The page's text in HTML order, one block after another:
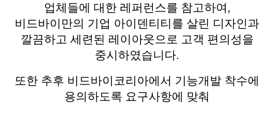
업체들에 대한 레퍼런스를 참고하여 ,
비드바이만의 기업 아이덴티티를 살린 디자인과
깔끔하고 세련된 레이아웃으로 고객 편의성을
중시하였습니다.
또한 추후 비드바이코리아에서 기능개발 착수에
용의하도록 요구사항에 맞춰